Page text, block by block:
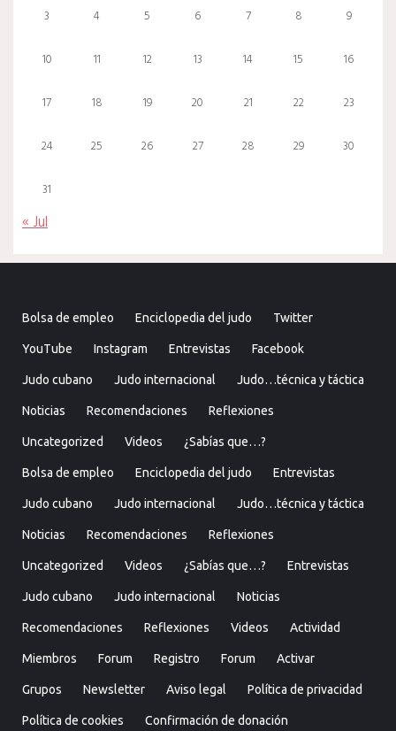
3 4 5 6 7 8 9
10 11 12 13 14 15 16
17 18 19 20 21 22 23
24 25 26 27 28 29 30
31
« Jul
Bolsa de empleo Enciclopedia del judo Twitter
YouTube Instagram Entrevistas Facebook
Judo cubano Judo internacional Judo…técnica y táctica
Noticias Recomendaciones Reflexiones
Uncategorized Videos ¿Sabías que…?
Bolsa de empleo Enciclopedia del judo Entrevistas
Judo cubano Judo internacional Judo…técnica y táctica
Noticias Recomendaciones Reflexiones
Uncategorized Videos ¿Sabías que…? Entrevistas
Judo cubano Judo internacional Noticias
Recomendaciones Reflexiones Videos Actividad
Miembros Forum Registro Forum Activar
Grupos Newsletter Aviso legal Política de privacidad
Política de cookies Confirmación de donación